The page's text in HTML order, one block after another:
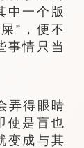
中一个版
”，便不
事情只当
得眼睛
使是盲也
变成与其